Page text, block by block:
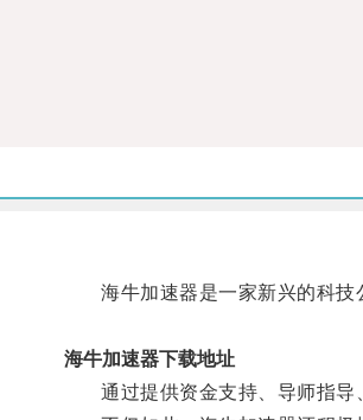
海牛加速器是一家新兴的科技
海牛加速器下载地址
通过提供资金支持、导师指导